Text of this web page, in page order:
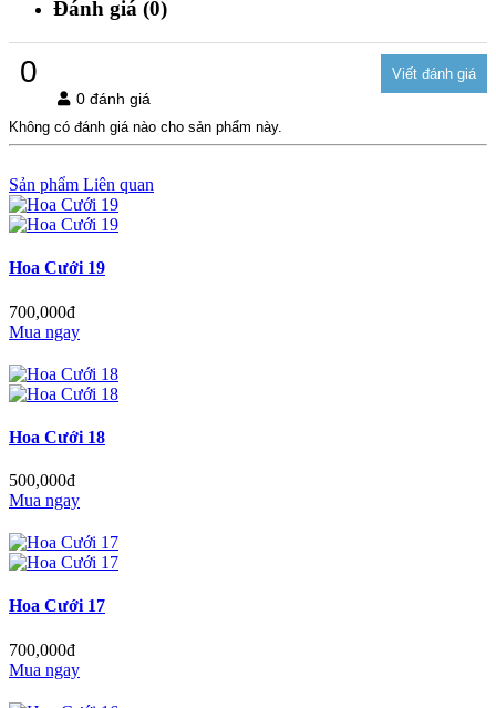
Đánh giá (0)
0
0 đánh giá
Không có đánh giá nào cho sản phẩm này.
Sản phẩm Liên quan
Hoa Cưới 19
700,000đ
Mua ngay
Hoa Cưới 18
500,000đ
Mua ngay
Hoa Cưới 17
700,000đ
Mua ngay